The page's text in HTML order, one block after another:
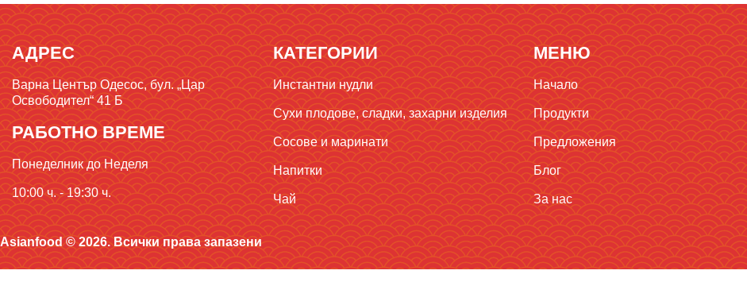
АДРЕС
Варна Център Одесос, бул. „Цар
Освободител“ 41 Б
РАБОТНО ВРЕМЕ
Понеделник до Неделя
10:00 ч. - 19:30 ч.
КАТЕГОРИИ
Инстантни нудли
Сухи плодове, сладки, захарни изделия
Сосове и маринати
Напитки
Чай
МЕНЮ
Начало
Продукти
Предложения
Блог
За нас
Asianfood © 2026. Всички права запазени